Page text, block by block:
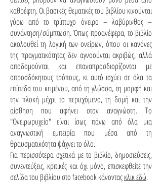
καθρέφτη. Οι βασικές θεματικές του βιβλίου κινούνται
γύρω από το τρίπτυχο όνειρο – λαβύρινθος –
συνάντηση/σύμπτωση. Όπως προανέφερα, το βιβλίο
ακολουθεί τη λογική των ονείρων, όπου οι κανόνες
της πραγματικότητας δεν αγνοούνται ακριβώς, αλλά
αποδομούνται και επαναπροσδιορίζονται με
απροσδόκητους τρόπους, κι αυτό ισχύει σε όλα τα
επίπεδα του κειμένου, από τη γλώσσα, τη μορφή και
την πλοκή μέχρι το περιεχόμενο, τη δομή και την
αίσθηση που αφήνει στον αναγνώστη. Το
"Ονειρωρυχείο" είναι ίσως πάνω από όλα μια
αναγνωστική εμπειρία που μέσα από τη
θραυσματικότητα ψάχνει το όλο.
Για περισσότερα σχετικά με το βιβλίο, δημοσιεύσεις,
συνεντεύξεις, κριτικές και όχι μόνο, επισκεφθείτε την
σελίδα του βιβλίου στο facebook κάνονταςκλικ εδώ.